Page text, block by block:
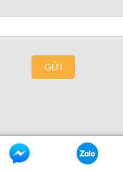
GỬI
Copyright 2026 © PNK Media